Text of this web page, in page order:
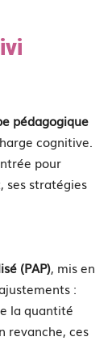
pédagogique
cognitive.
pour
ses stratégies
(PAP), mis en
:
la quantité
revanche, ces